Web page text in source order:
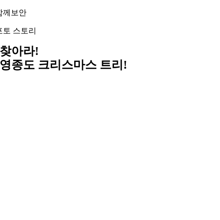
Skip
content
께보안
토 스토리
찾아라!
영종도 크리스마스 트리!